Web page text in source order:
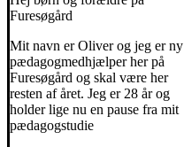
Furesøgård
Mit navn er Oliver og jeg er ny
pædagogmedhjælper her på
Furesøgård og skal være her
resten af året. Jeg er 28 år og
holder lige nu en pause fra mit
pædagogstudie